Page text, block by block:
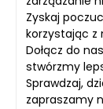
Zyskaj
korzystając z
Dołącz do
stwórzmy
Sprawdzaj,
zapraszamy